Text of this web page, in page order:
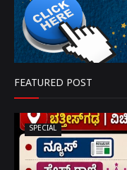
FEATURED POST
SPECIAL